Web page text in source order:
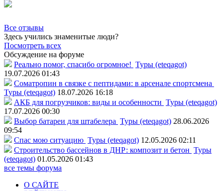
Все отзывы
Здесь учились знаменитые люди?
Посмотреть всех
Обсуждение на форуме
Реально помог, спасибо огромное! Туры (eteqagot)
19.07.2026 01:43
Соматропин в связке с пептидами: в арсенале спортсмена
Туры (eteqagot) 18.07.2026 16:18
АКБ для погрузчиков: виды и особенности Туры (eteqagot)
17.07.2026 00:30
Выбор батареи для штабелера Туры (eteqagot) 28.06.2026
09:54
Спас мою ситуацию Туры (eteqagot) 12.05.2026 02:11
Строительство бассейнов в ДНР: композит и бетон Туры
(eteqagot) 01.05.2026 01:43
все темы форума
О САЙТЕ